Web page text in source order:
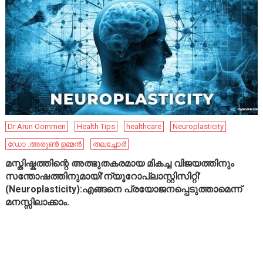
Dr Arun Oommen Health Tips healthcare
Neuroplasticity
ഡോ .അരുൺ ഉമ്മൻ
തലച്ചോർ
മസ്തിഷ്കത്തിന്റെ അത്ഭുതകരമായ മികച്ച വിജയത്തിനും
സന്തോഷത്തിനുമായി’ന്യൂറോപ്ലാസ്റ്റിസിറ്റി’
(Neuroplasticity):എങ്ങനെ പ്രയോജനപ്പെടുത്താമെന്ന്
മനസ്സിലാക്കാം.